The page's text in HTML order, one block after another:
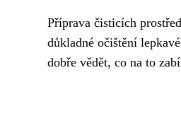
Příprava čisticích
důkladné očištění
dobře vědět, co na to